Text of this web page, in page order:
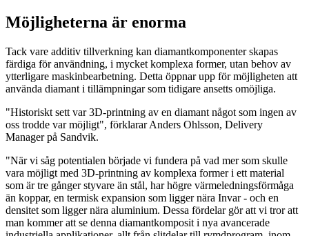
Möjligheterna är enorma
Tack vare additiv tillverkning kan diamantkomponenter skapas
färdiga för användning, i mycket komplexa former, utan behov av
ytterligare maskinbearbetning. Detta öppnar upp för möjligheten att
använda diamant i tillämpningar som tidigare ansetts omöjliga.
"Historiskt sett var 3D-printning av en diamant något som ingen av
oss trodde var möjligt", förklarar Anders Ohlsson, Delivery
Manager på Sandvik.
"När vi såg potentialen började vi fundera på vad mer som skulle
vara möjligt med 3D-printning av komplexa former i ett material
som är tre gånger styvare än stål, har högre värmeledningsförmåga
än koppar, en termisk expansion som ligger nära Invar - och en
densitet som ligger nära aluminium. Dessa fördelar gör att vi tror att
man kommer att se denna diamantkomposit i nya avancerade